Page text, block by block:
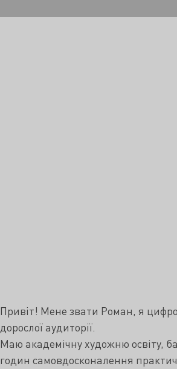
Привіт! Мене звати Роман, я
дорослої аудиторії.
Маю академічну художню освіту,
годин самовдосконалення